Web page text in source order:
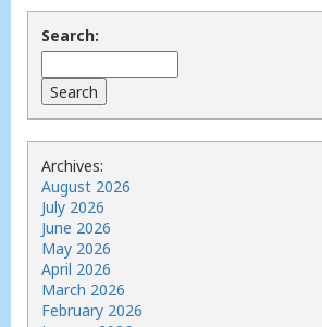
Search:
Archives:
August 2026
July 2026
June 2026
May 2026
April 2026
March 2026
February 2026